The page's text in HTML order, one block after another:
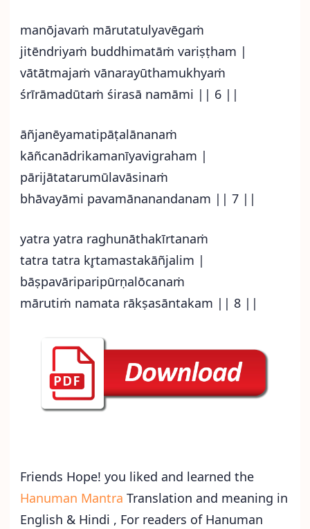
manōjavaṁ mārutatulyavēgaṁ
jitēndriyaṁ buddhimatāṁ variṣṭham |
vātātmajaṁ vānarayūthamukhyaṁ
śrīrāmadūtaṁ śirasā namāmi || 6 ||
āñjanēyamatipāṭalānanaṁ
kāñcanādrikamanīyavigraham |
pārijātatarumūlavāsinaṁ
bhāvayāmi pavamānanandanam || 7 ||
yatra yatra raghunāthakīrtanaṁ
tatra tatra kr̥tamastakāñjalim |
bāṣpavāriparipūrṇalōcanaṁ
mārutiṁ namata rākṣasāntakam || 8 ||
Friends Hope! you liked and learned the
Hanuman Mantra Translation and meaning in
English & Hindi , For readers of Hanuman